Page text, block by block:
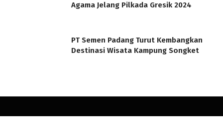
Agama Jelang Pilkada Gresik 2024
PT Semen Padang Turut Kembangkan
Destinasi Wisata Kampung Songket